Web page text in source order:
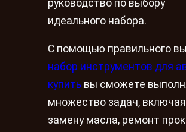
руководство по выбору
идеального набора.
С помощью правильного
набор инструментов для
купить вы сможете
множество задач, включая
замену масла, ремонт